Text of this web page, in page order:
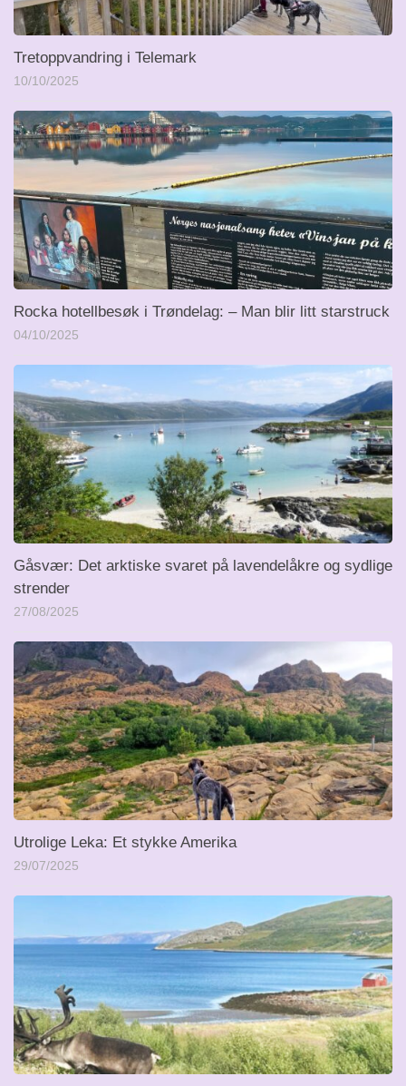
Tretoppvandring i Telemark
10/10/2025
Rocka hotellbesøk i Trøndelag: – Man blir litt starstruck
04/10/2025
Gåsvær: Det arktiske svaret på lavendelåkre og sydlige
strender
27/08/2025
Utrolige Leka: Et stykke Amerika
29/07/2025